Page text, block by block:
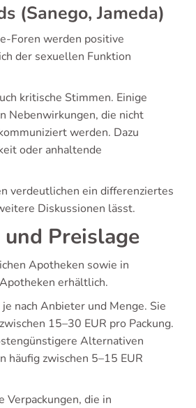
(Sanego, Jameda)
Foren werden positive
der sexuellen Funktion
kritische Stimmen. Einige
Nebenwirkungen, die nicht
werden. Dazu
oder anhaltende
verdeutlichen ein differenziertes
Diskussionen lässt.
Preislage
Apotheken sowie in
erhältlich.
nach Anbieter und Menge. Sie
15–30 EUR pro Packung.
Alternativen
häufig zwischen 5–15 EUR
Verpackungen, die in